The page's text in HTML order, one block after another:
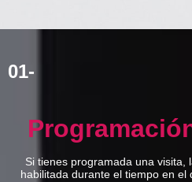
01-
Si tienes programada una visita,
habilitada durante el tiempo en el